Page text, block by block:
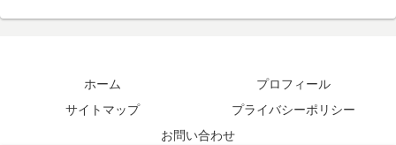
ホーム
プロフィール
サイトマップ
プライバシーポリシー
お問い合わせ